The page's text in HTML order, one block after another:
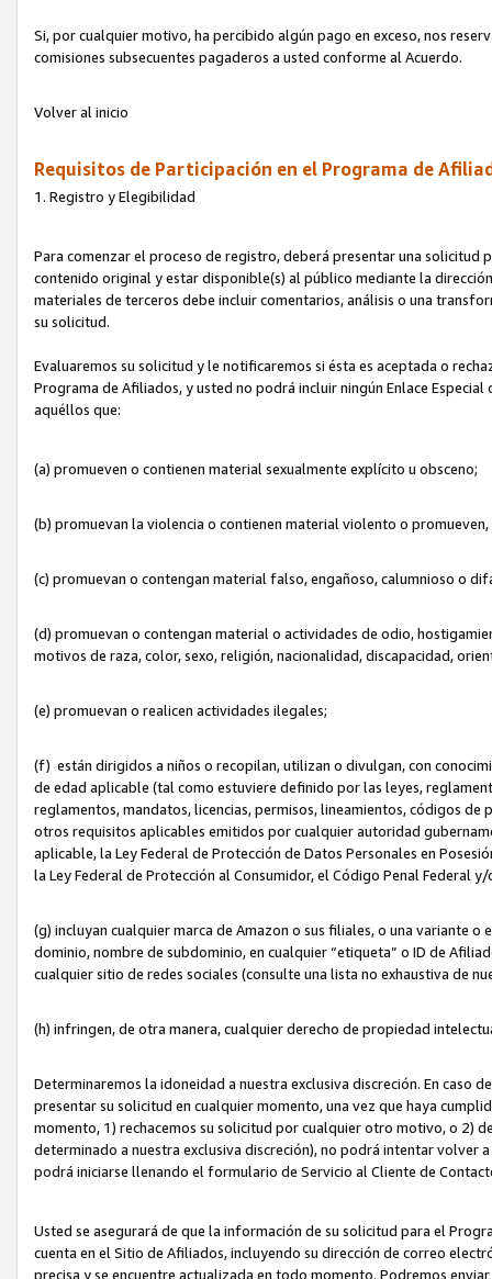
Si, por cualquier motivo, ha percibido algún pago en exceso, nos
comisiones subsecuentes pagaderos a usted conforme al Acuerdo.
Volver al inicio
Requisitos de Participación en el Programa de
1. Registro y Elegibilidad
Para comenzar el proceso de registro, deberá presentar una solicitud
contenido original y estar disponible(s) al público mediante la
materiales de terceros debe incluir comentarios, análisis o una
su solicitud.
Evaluaremos su solicitud y le notificaremos si ésta es aceptada o
Programa de Afiliados, y usted no podrá incluir ningún Enlace
aquéllos que:
(a) promueven o contienen material sexualmente explícito u obsceno;
(b) promuevan la violencia o contienen material violento o
(c) promuevan o contengan material falso, engañoso, calumnioso o
(d) promuevan o contengan material o actividades de odio,
motivos de raza, color, sexo, religión, nacionalidad, discapacidad,
(e) promuevan o realicen actividades ilegales;
(f) están dirigidos a niños o recopilan, utilizan o divulgan, con
de edad aplicable (tal como estuviere definido por las leyes,
reglamentos, mandatos, licencias, permisos, lineamientos, códigos
otros requisitos aplicables emitidos por cualquier autoridad
aplicable, la Ley Federal de Protección de Datos Personales en
la Ley Federal de Protección al Consumidor, el Código Penal Federal
(g) incluyan cualquier marca de Amazon o sus filiales, o una variante
dominio, nombre de subdominio, en cualquier “etiqueta” o ID de
cualquier sitio de redes sociales (consulte una lista no exhaustiva de
(h) infringen, de otra manera, cualquier derecho de propiedad
Determinaremos la idoneidad a nuestra exclusiva discreción. En caso
presentar su solicitud en cualquier momento, una vez que haya
momento, 1) rechacemos su solicitud por cualquier otro motivo, o 2)
determinado a nuestra exclusiva discreción), no podrá intentar volver
podrá iniciarse llenando el formulario de Servicio al Cliente de
Usted se asegurará de que la información de su solicitud para el
cuenta en el Sitio de Afiliados, incluyendo su dirección de correo
precisa y se encuentre actualizada en todo momento. Podremos